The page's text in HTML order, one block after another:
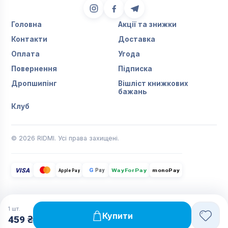
1 шт.
459 ₴ Купити
Головна
Акції та знижки
Контакти
Доставка
Оплата
Угода
Повернення
Підписка
Дропшипінг
Вішліст книжкових
бажань
Клуб
© 2026 RIDMI. Усі права захищені.
VISA Apple Pay G Pay WayForPay monoPay